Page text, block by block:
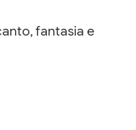
fantasia e